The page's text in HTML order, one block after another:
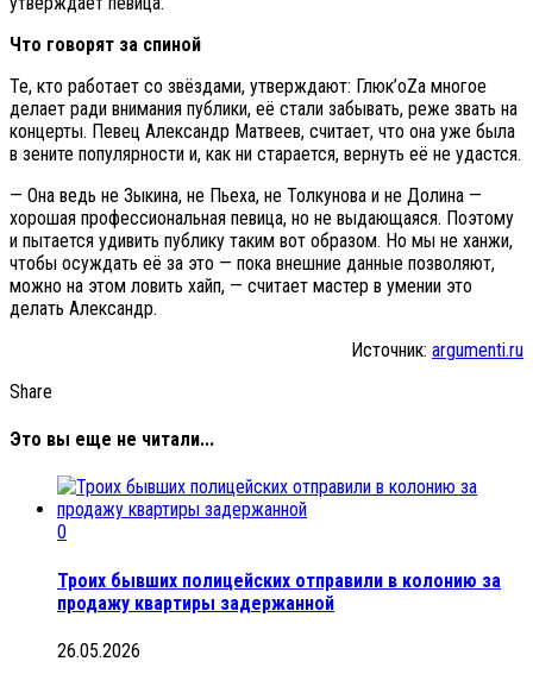
Что говорят за спиной
Те, кто работает со звёздами, утверждают: Глюк’oZа многое
делает ради внимания публики, её стали забывать, реже звать на
концерты. Певец Александр Матвеев, считает, что она уже была
в зените популярности и, как ни старается, вернуть её не удастся.
— Она ведь не Зыкина, не Пьеха, не Толкунова и не Долина —
хорошая профессиональная певица, но не выдающаяся. Поэтому
и пытается удивить публику таким вот образом. Но мы не ханжи,
чтобы осуждать её за это — пока внешние данные позволяют,
можно на этом ловить хайп, — считает мастер в умении это
делать Александр.
Источник: argumenti.ru
Share
Это вы еще не читали...
0
Троих бывших полицейских отправили в колонию за
продажу квартиры задержанной
26.05.2026